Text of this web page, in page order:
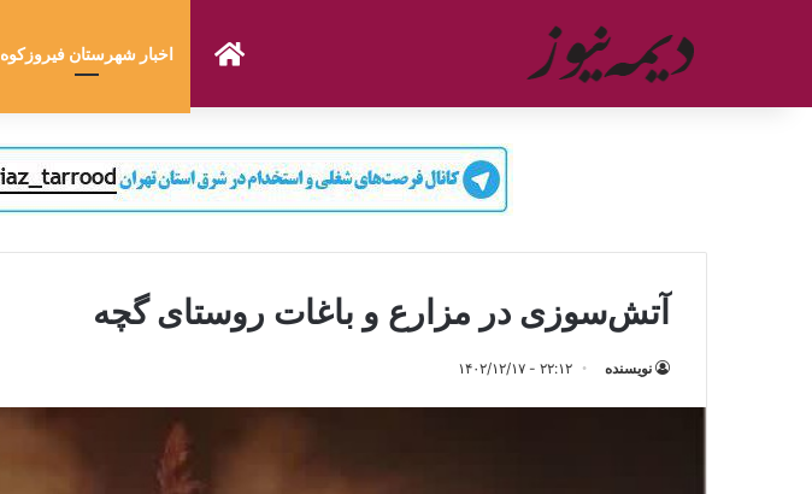
صفحه نخست
اخبار شهرستان فیروزکوه
آتش‌سوزی در مزارع و باغات روستای گچه
نویسنده ۲۲:۱۲ - ۱۴۰۲/۱۲/۱۷